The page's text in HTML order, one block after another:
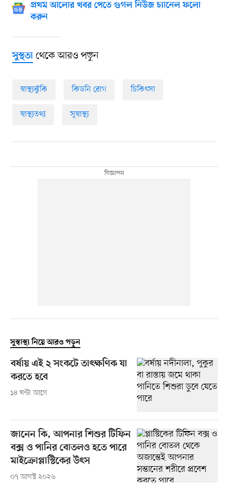
প্রথম আলোর খবর পেতে গুগল নিউজ চ্যানেল ফলো
করুন
সুস্থতাথেকে আরও পড়ুন
স্বাস্থ্যঝুঁকি কিডনি রোগ চিকিৎসা
স্বাস্থ্যতথ্য সুস্বাস্থ্য
সুস্বাস্থ্য নিয়ে আরও পড়ুন
বর্ষায় এই ২ সংকটে তাৎক্ষণিক যা
করতে হবে
১৪ ঘণ্টা আগে
জানেন কি, আপনার শিশুর টিফিন
বক্স ও পানির বোতলও হতে পারে
মাইক্রোপ্লাস্টিকের উৎস
০৭ আগস্ট ২০২৬